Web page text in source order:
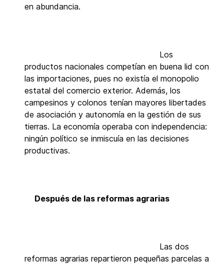
en abundancia.
Los
productos nacionales competían en buena lid con
las importaciones, pues no existía el monopolio
estatal del comercio exterior. Además, los
campesinos y colonos tenían mayores libertades
de asociación y autonomía en la gestión de sus
tierras. La economía operaba con independencia:
ningún político se inmiscuía en las decisiones
productivas.
Después de las reformas agrarias
Las dos
reformas agrarias repartieron pequeñas parcelas a